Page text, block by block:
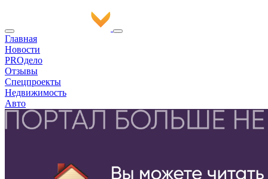
Главная
Новости
PROдело
Отзывы
Спецпроекты
Недвижимость
Авто